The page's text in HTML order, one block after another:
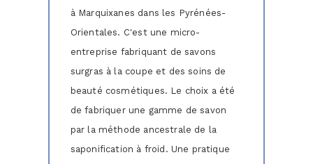
à Marquixanes dans les Pyrénées-
Orientales. C'est une micro-
entreprise fabriquant de savons
surgras à la coupe et des soins de
beauté cosmétiques. Le choix a été
de fabriquer une gamme de savon
par la méthode ancestrale de la
saponification à froid. Une pratique